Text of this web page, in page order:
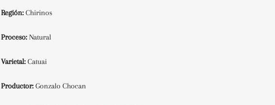
Región: Chirinos
Proceso:Natural
Varietal:Catuai
Productor: Gonzalo Chocan